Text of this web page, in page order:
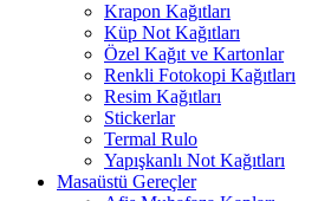
Krapon Kağıtları
Küp Not Kağıtları
Özel Kağıt ve Kartonlar
Renkli Fotokopi Kağıtları
Resim Kağıtları
Stickerlar
Termal Rulo
Yapışkanlı Not Kağıtları
Masaüstü Gereçler